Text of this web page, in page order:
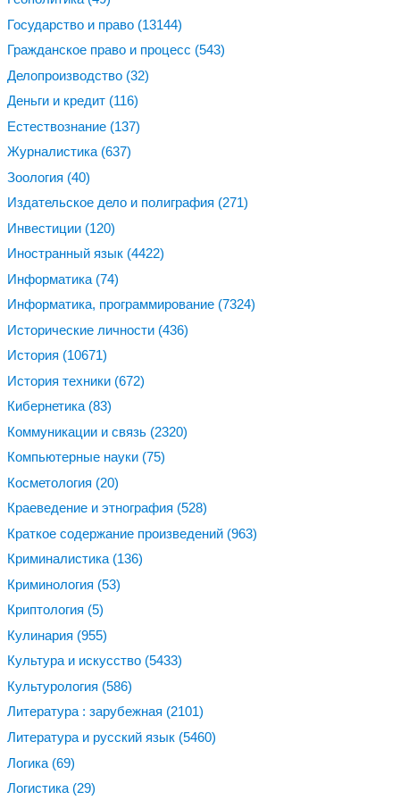
Государство и право (13144)
Гражданское право и процесс (543)
Делопроизводство (32)
Деньги и кредит (116)
Естествознание (137)
Журналистика (637)
Зоология (40)
Издательское дело и полиграфия (271)
Инвестиции (120)
Иностранный язык (4422)
Информатика (74)
Информатика, программирование (7324)
Исторические личности (436)
История (10671)
История техники (672)
Кибернетика (83)
Коммуникации и связь (2320)
Компьютерные науки (75)
Косметология (20)
Краеведение и этнография (528)
Краткое содержание произведений (963)
Криминалистика (136)
Криминология (53)
Криптология (5)
Кулинария (955)
Культура и искусство (5433)
Культурология (586)
Литература : зарубежная (2101)
Литература и русский язык (5460)
Логика (69)
Логистика (29)